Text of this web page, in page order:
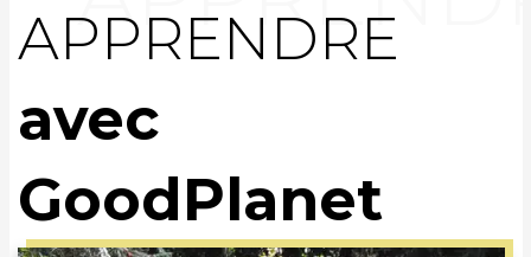
APPRENDRE
avec
GoodPlanet